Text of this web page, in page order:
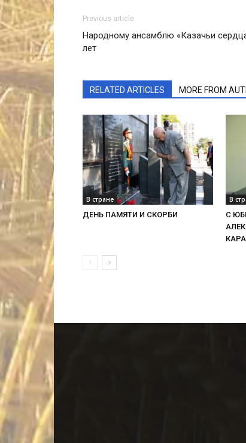
Previous article
Народному ансамблю «Казачьи
лет
RELATED ARTICLES MORE FROM
В стране
ДЕНЬ ПАМЯТИ И СКОРБИ
В
С